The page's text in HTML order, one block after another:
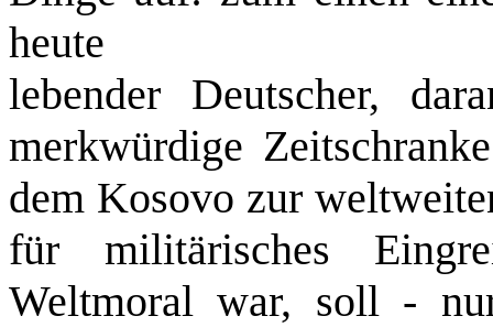
heute
lebender Deutscher,
merkwürdige
dem Ko­sovo zur
für militärisches
Weltmoral war, soll -